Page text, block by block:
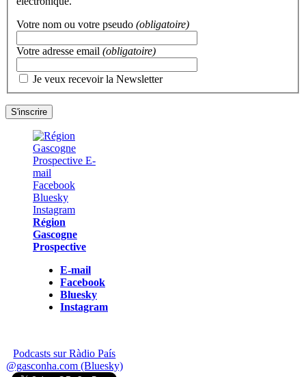
Votre nom ou votre pseudo (obligatoire)
Votre adresse email (obligatoire)
Je veux recevoir la Newsletter
Région
Gascogne
Prospective
E-mail
Facebook
Bluesky
Instagram
Podcasts sur Ràdio País
@gasconha.com (Bluesky)